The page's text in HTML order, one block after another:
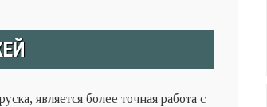
является более точная работа с